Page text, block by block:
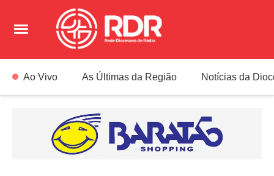
Ao Vivo As Últimas da Região Notícias da